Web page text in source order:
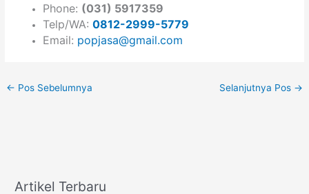
Phone: (031) 5917359
Telp/WA:0812-2999-5779
Email: popjasa@gmail.com
← Pos Sebelumnya Selanjutnya Pos →
Artikel Terbaru